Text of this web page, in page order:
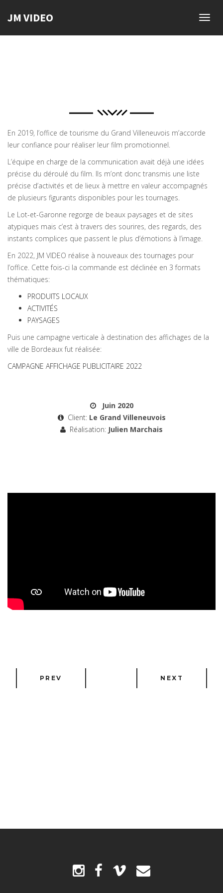
JM VIDEO
En 2019, l’office de tourisme du Grand Villeneuvois m’accorde
leur confiance pour réaliser leur film promotionnel.
L’équipe en charge de la communication avait déjà une idées
précise du déroulé du film. Ils m’ont donc transmis une liste
précise d’activités et de lieux à mettre en valeur accompagnés
de plusieurs figurants disponibles pour les tournages.
Le Lot-et-Garonne regorge de beaux paysages et de sites
atypiques mais c’est à travers des sourires, des regards, des
instants complices que passent le plus d’émotions à l’image.
En 2022, JM VIDEO réalise à nouveaux des tournages pour
l’office. Cette fois-ci la commande est déclinée en 3 formats
thématiques:
PRODUITS LOCAUX
ACTIVITÉS
PAYSAGES
Puis une campagne verticale à destination des affichages de la
ville de Bordeaux fut réalisée:
CAMPAGNE AFFICHAGE PUBLICITAIRE 2022
Juin 2020
Client: Le Grand Villeneuvois
Réalisation: Julien Marchais
PREV NEXT